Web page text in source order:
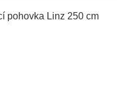
pohovka Linz 250 cm